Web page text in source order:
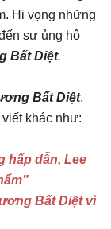
Hi vọng những
sự ủng hộ
Bất Diệt.
Bất Diệt,
khác như:
hấp dẫn, Lee
Bất Diệt vì